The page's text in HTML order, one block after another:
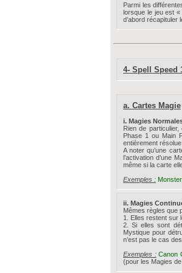
Parmi les
lorsque le jeu est
d’abord récapituler
4- Spell Speed
a. Cartes Magie
i. Magies
Rien de
Phase 1 ou Main
entièrement
A noter qu’une
l’activation d’une
même si la carte
Exemples :
ii. Magies
Mêmes règles que
1. Elles restent sur
2. Si elles sont
Mystique pour
n’est pas le cas
Exemples : Canon
(pour les Magies